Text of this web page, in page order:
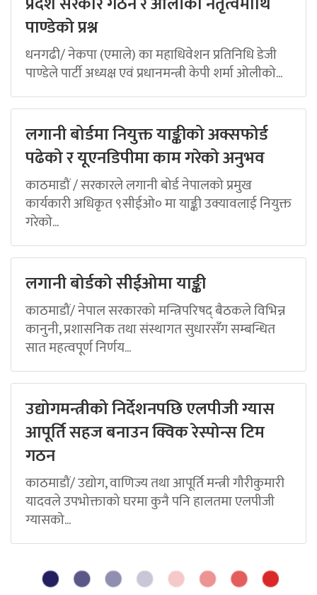
पाण्डेको प्रश्न
धनगढी/ नेकपा (एमाले) का महाधिवेशन प्रतिनिधि डेजी
पाण्डेले पार्टी अध्यक्ष एवं प्रधानमन्त्री केपी शर्मा ओलीको...
लगानी बोर्डमा नियुक्त याङ्कीको अक्सफोर्ड
पढेको र यूएनडिपीमा काम गरेको अनुभव
काठमाडौं / सरकारले लगानी बोर्ड नेपालको प्रमुख
कार्यकारी अधिकृत ९सीईओ० मा याङ्की उक्यावलाई नियुक्त
गरेको...
लगानी बोर्डको सीईओमा याङ्की
काठमाडौं/ नेपाल सरकारको मन्त्रिपरिषद् बैठकले विभिन्न
कानुनी, प्रशासनिक तथा संस्थागत सुधारसँग सम्बन्धित
सात महत्वपूर्ण निर्णय...
उद्योगमन्त्रीको निर्देशनपछि एलपीजी ग्यास
आपूर्ति सहज बनाउन क्विक रेस्पोन्स टिम
गठन
काठमाडौं/ उद्योग, वाणिज्य तथा आपूर्ति मन्त्री गौरीकुमारी
यादवले उपभोक्ताको घरमा कुनै पनि हालतमा एलपीजी
ग्यासको...